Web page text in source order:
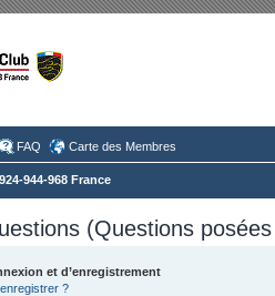
FAQ Carte des Membres
944-968 France
(Questions
et d’enregistrement
?